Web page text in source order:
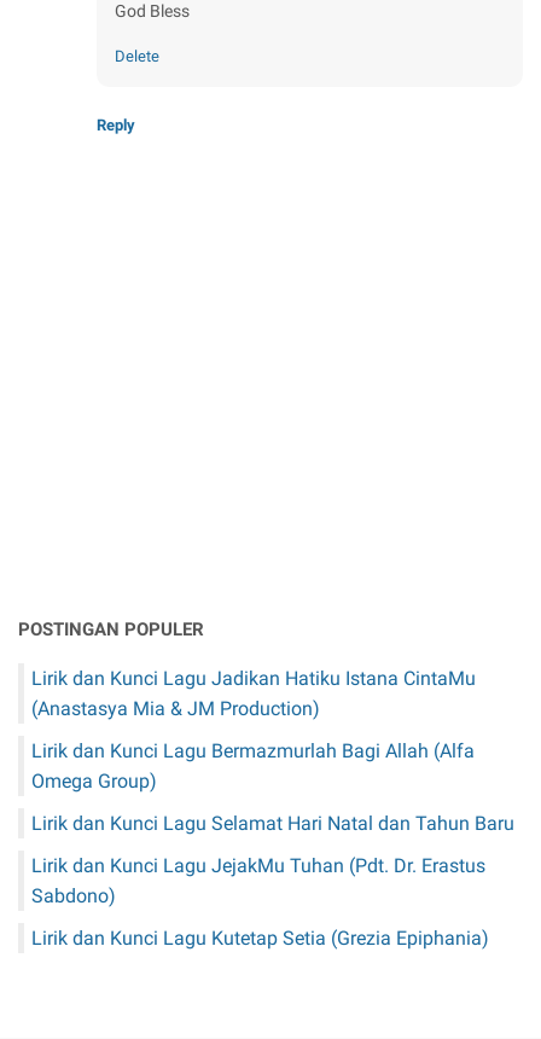
God Bless
Delete
Reply
POSTINGAN POPULER
Lirik dan Kunci Lagu Jadikan Hatiku Istana CintaMu
(Anastasya Mia & JM Production)
Lirik dan Kunci Lagu Bermazmurlah Bagi Allah (Alfa
Omega Group)
Lirik dan Kunci Lagu Selamat Hari Natal dan Tahun Baru
Lirik dan Kunci Lagu JejakMu Tuhan (Pdt. Dr. Erastus
Sabdono)
Lirik dan Kunci Lagu Kutetap Setia (Grezia Epiphania)